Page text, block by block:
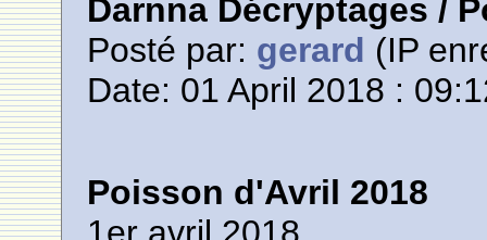
Darnna Décryptages /
Posté par: gerard (IP
Date: 01 April 2018 :
Poisson d'Avril 2018